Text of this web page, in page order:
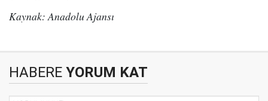
Kaynak: Anadolu Ajansı
HABERE YORUM KAT